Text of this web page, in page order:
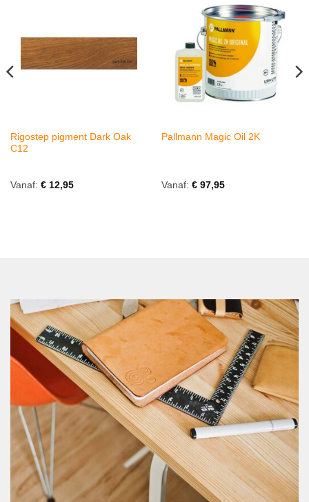
Rigostep pigment Dark Oak
C12
Vanaf: €12,95
Pallmann Magic Oil 2K
Vanaf: €97,95